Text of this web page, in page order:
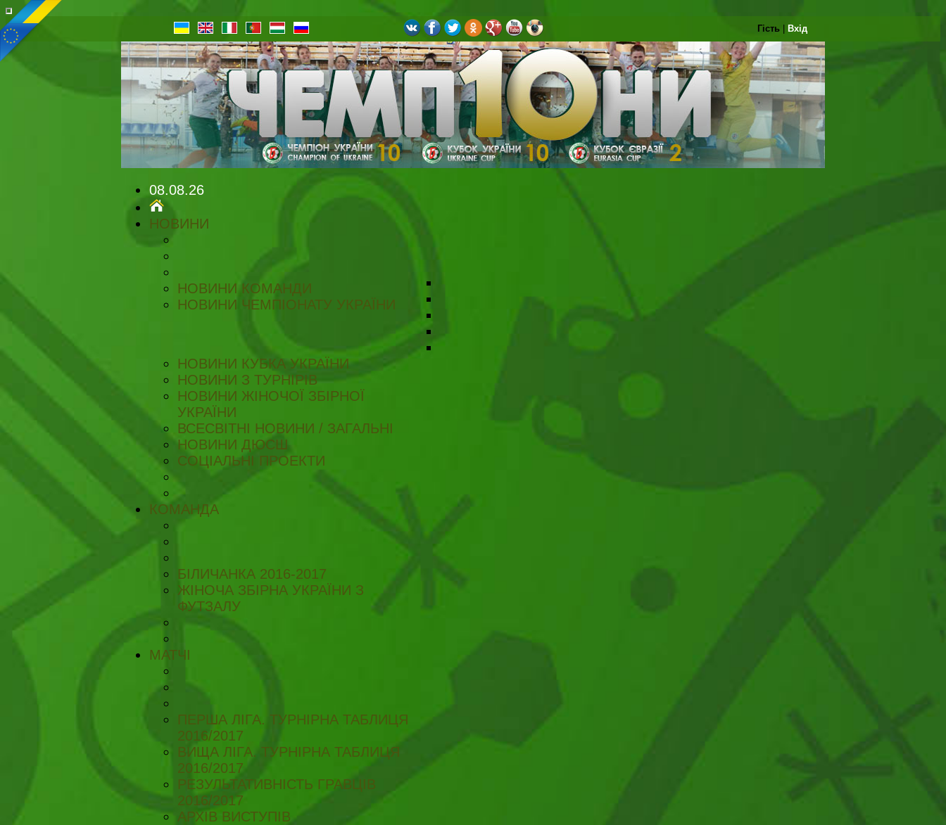
Гість Вхід
08.08.26
НОВИНИ
НОВИНИ КОМАНДИ
НОВИНИ ЧЕМПІОНАТУ УКРАЇНИ
НОВИНИ КУБКА УКРАЇНИ
НОВИНИ З ТУРНІРІВ
НОВИНИ ЖІНОЧОЇ ЗБІРНОЇ
УКРАЇНИ
ВСЕСВІТНІ НОВИНИ / ЗАГАЛЬНІ
НОВИНИ ДЮСШ
СОЦІАЛЬНІ ПРОЕКТИ
КОМАНДА
БІЛИЧАНКА 2016-2017
ЖІНОЧА ЗБІРНА УКРАЇНИ З
ФУТЗАЛУ
МАТЧІ
ПЕРША ЛІГА. ТУРНІРНА ТАБЛИЦЯ
2016/2017
ВИЩА ЛІГА. ТУРНІРНА ТАБЛИЦЯ
2016/2017
РЕЗУЛЬТАТИВНІСТЬ ГРАВЦІВ
2016/2017
АРХІВ ВИСТУПІВ